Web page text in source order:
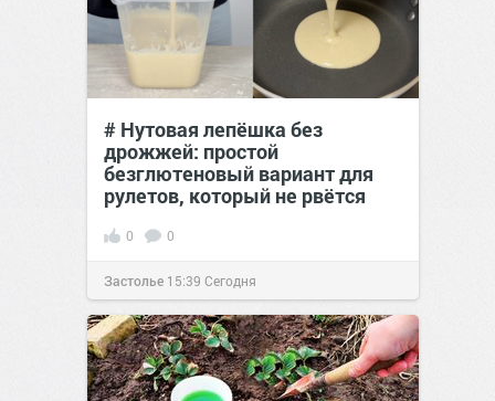
# Нутовая лепёшка без
дрожжей: простой
безглютеновый вариант для
рулетов, который не рвётся
0 0
Застолье 15:39 Сегодня